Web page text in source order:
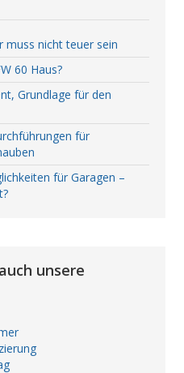
muss nicht teuer sein
60 Haus?
Grundlage für den
für
für Garagen –
unsere